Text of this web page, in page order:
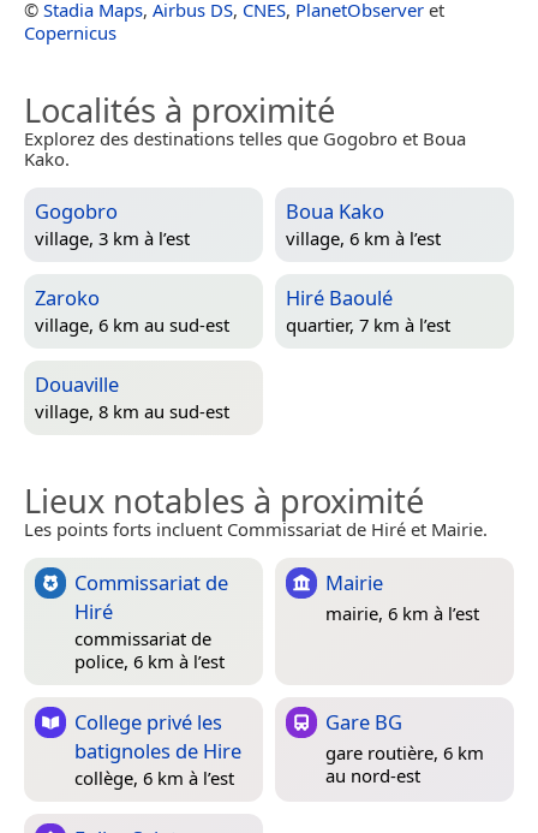
© Stadia Maps, Airbus DS, CNES, PlanetObserver et
Copernicus
Localités à proximité
Explorez des destinations telles que Gogobro et Boua
Kako.
Gogobro
village, 3 km à l’est
Boua Kako
village, 6 km à l’est
Zaroko
village, 6 km au sud-est
Hiré Baoulé
quartier, 7 km à l’est
Douaville
village, 8 km au sud-est
Lieux notables à proximité
Les points forts incluent Commissariat de Hiré et Mairie.
Commissariat de
Hiré
commissariat de
police, 6 km à l’est
Mairie
mairie, 6 km à l’est
College privé les
batignoles de Hire
collège, 6 km à l’est
Gare BG
gare routière, 6 km
au nord-est